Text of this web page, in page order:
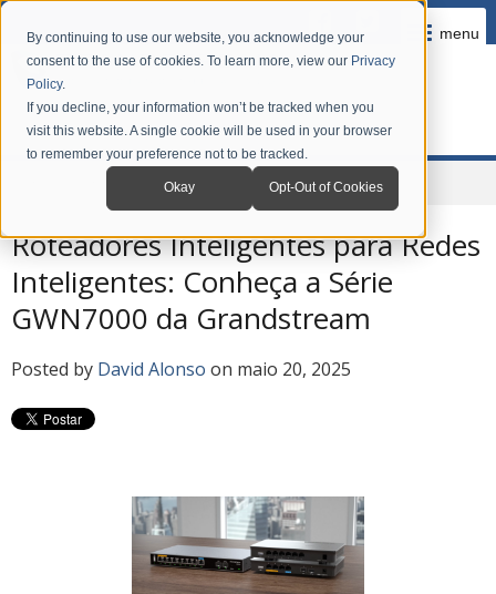
By continuing to use our website, you acknowledge your
consent to the use of cookies. To learn more, view our Privacy
Policy.
If you decline, your information won’t be tracked when you
visit this website. A single cookie will be used in your browser
to remember your preference not to be tracked.
Okay Opt-Out of Cookies
menu
News Grandstream Blog em Português
Roteadores Inteligentes para Redes
Inteligentes: Conheça a Série
GWN7000 da Grandstream
Posted by David Alonso on maio 20, 2025